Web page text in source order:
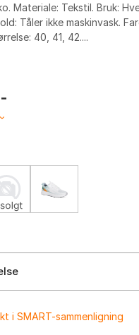
Materiale: Tekstil. Bruk:
Tåler ikke maskinvask.
40, 41, 42....
i SMART-sammenligning